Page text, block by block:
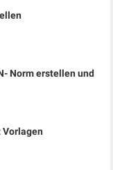
Norm erstellen und